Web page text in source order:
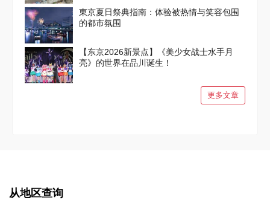
東京夏日祭典指南：体验被热情与笑容包围
的都市氛围
【东京2026新景点】《美少女战士水手月
亮》的世界在品川诞生！
更多文章
从地区查询